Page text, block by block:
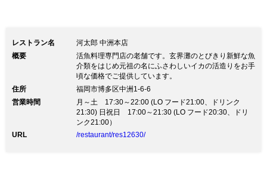
レストラン名
河太郎 中洲本店
概要
活魚料理専門店の老舗です。玄界灘のとびきり新鮮な魚
介類をはじめ元祖の名にふさわしいイカの活造りをお手
頃な価格でご提供しています。
住所
福岡市博多区中洲1-6-6
営業時間
月～土 17:30～22:00 (LO フード21:00、ドリンク
21:30) 日祝日 17:00～21:30 (LO フード20:30、ドリ
ンク21:00）
URL
/restaurant/res12630/